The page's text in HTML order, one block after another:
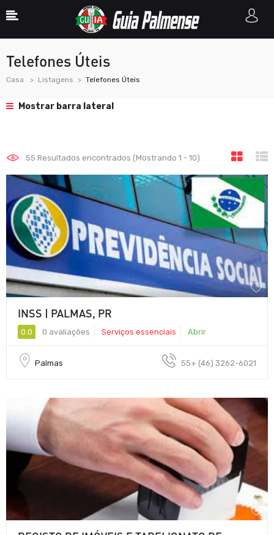
Telefones Úteis
Casa Listagens Telefones Úteis
Mostrar barra lateral
55 Resultados encontrados (Mostrando 1 - 10)
INSS | PALMAS, PR
0.0 0 avaliações Serviços essenciais Abrir
Palmas 55+ (46) 3262-6021